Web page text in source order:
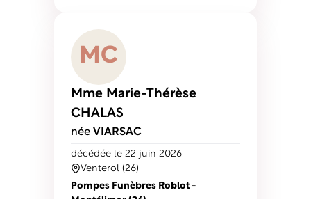
M C
Mme Marie-Thérèse
CHALAS
née VIARSAC
Venterol (26)
décédée le 22 juin 2026
Pompes Funèbres Roblot -